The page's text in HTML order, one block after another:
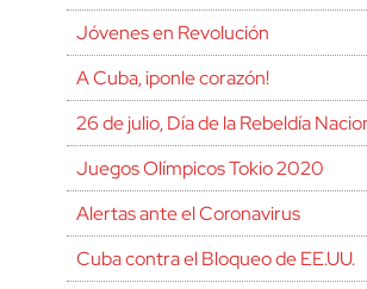
Jóvenes en Revolución
A Cuba, ¡ponle corazón!
26 de julio, Día de la Rebeldía
Juegos Olímpicos Tokio 2020
Alertas ante el Coronavirus
Cuba contra el Bloqueo de EE.UU.